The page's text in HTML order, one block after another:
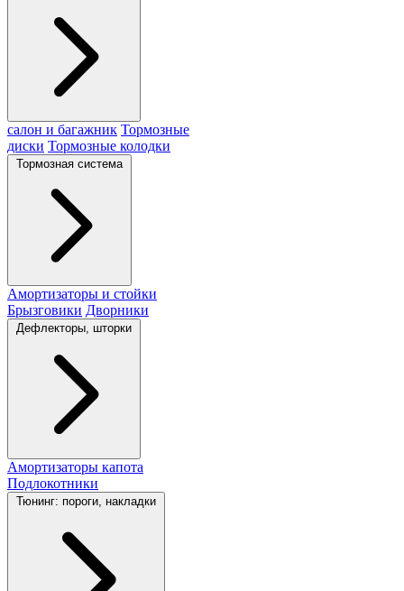
салон и багажник Тормозные
диски Тормозные колодки
Тормозная система
Амортизаторы и стойки
Брызговики Дворники
Дефлекторы, шторки
Амортизаторы капота
Подлокотники
Тюнинг: пороги, накладки